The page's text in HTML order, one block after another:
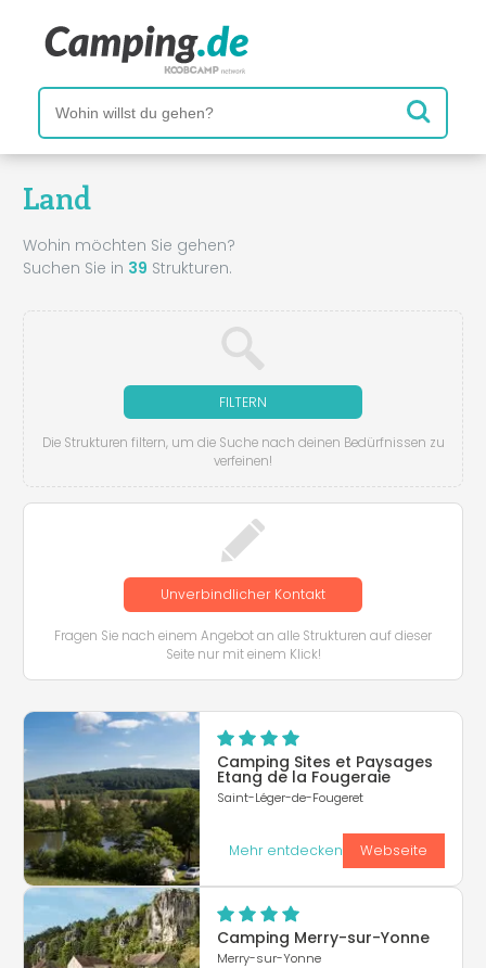
Land
Wohin möchten Sie gehen?
Suchen Sie in 39 Strukturen.
FILTERN
Die Strukturen filtern, um die Suche nach deinen Bedürfnissen zu
verfeinen!
Unverbindlicher Kontakt
Fragen Sie nach einem Angebot an alle Strukturen auf dieser
Seite nur mit einem Klick!
Camping Sites et Paysages
Etang de la Fougeraie
Saint-Léger-de-Fougeret
Mehr entdecken Webseite
Camping Merry-sur-Yonne
Merry-sur-Yonne